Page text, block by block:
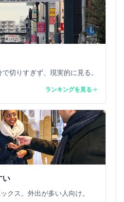
切りすぎず、現実的に見る。
ランキングを見る
い
クス。外出が多い人向け。